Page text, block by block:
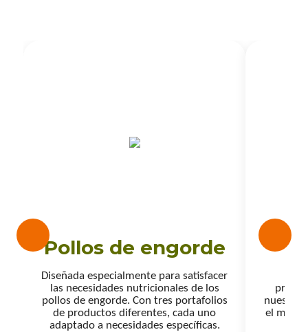
Pollos de engorde
Diseñada especialmente para satisfacer
las necesidades nutricionales de los
pollos de engorde. Con tres portafolios
de productos diferentes, cada uno
adaptado a necesidades específicas.
nuestro
el